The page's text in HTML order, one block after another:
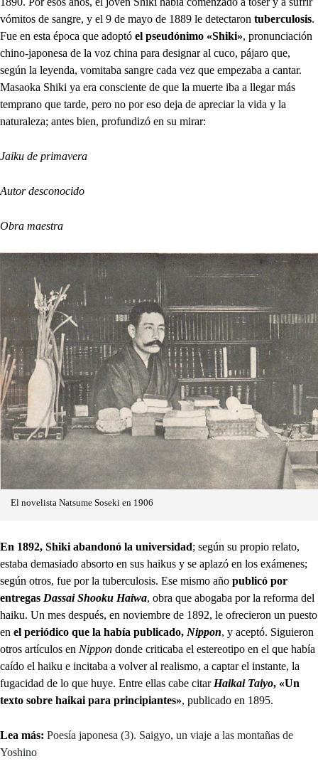
vómitos de sangre, y el 9 de mayo de 1889 le detectaron tuberculosis.
Fue en esta época que adoptó el pseudónimo «Shiki», pronunciación
chino-japonesa de la voz china para designar al cuco, pájaro que,
según la leyenda, vomitaba sangre cada vez que empezaba a cantar.
Masaoka Shiki ya era consciente de que la muerte iba a llegar más
temprano que tarde, pero no por eso deja de apreciar la vida y la
naturaleza; antes bien, profundizó en su mirar:
Jaiku de primavera
Autor desconocido
Obra maestra
El novelista Natsume Soseki en 1906
En 1892, Shiki abandonó la universidad; según su propio relato,
estaba demasiado absorto en sus haikus y se aplazó en los exámenes;
según otros, fue por la tuberculosis. Ese mismo año publicó por
entregas Dassai Shooku Haiwa, obra que abogaba por la reforma del
haiku. Un mes después, en noviembre de 1892, le ofrecieron un puesto
en el periódico que la había publicado, Nippon, y aceptó. Siguieron
otros artículos en Nippon donde criticaba el estereotipo en el que había
caído el haiku e incitaba a volver al realismo, a captar el instante, la
fugacidad de lo que huye. Entre ellas cabe citar Haikai Taiyo, «Un
texto sobre haikai para principiantes», publicado en 1895.
Lea más: Poesía japonesa (3). Saigyo, un viaje a las montañas de
Yoshino